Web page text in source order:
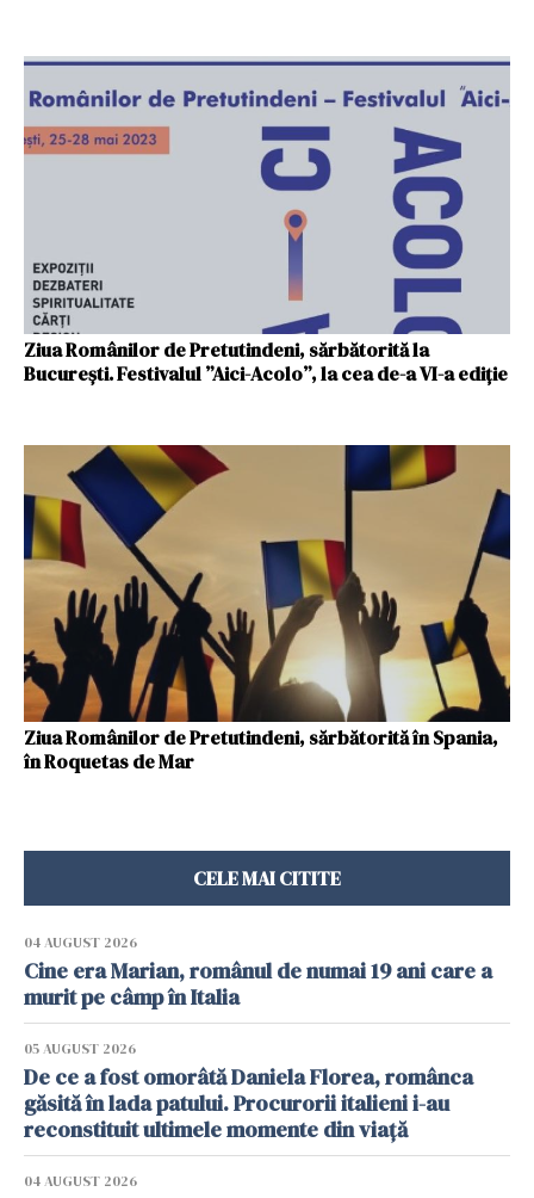
Ziua Românilor de Pretutindeni, sărbătorită la
București. Festivalul ”Aici-Acolo”, la cea de-a VI-a ediţie
Ziua Românilor de Pretutindeni, sărbătorită în Spania,
în Roquetas de Mar
CELE MAI CITITE
04 AUGUST 2026
Cine era Marian, românul de numai 19 ani care a
murit pe câmp în Italia
05 AUGUST 2026
De ce a fost omorâtă Daniela Florea, românca
găsită în lada patului. Procurorii italieni i-au
reconstituit ultimele momente din viață
04 AUGUST 2026